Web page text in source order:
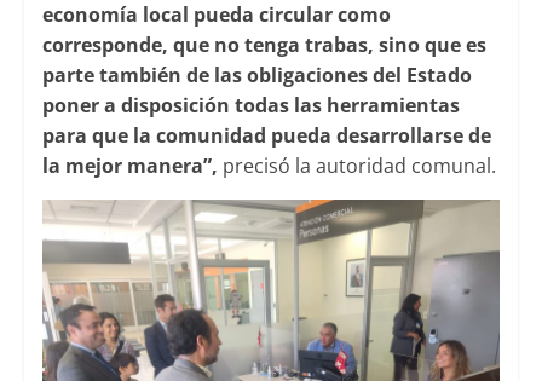
economía local pueda circular como
corresponde, que no tenga trabas, sino que es
parte también de las obligaciones del Estado
poner a disposición todas las herramientas
para que la comunidad pueda desarrollarse de
la mejor manera”, precisó la autoridad comunal.